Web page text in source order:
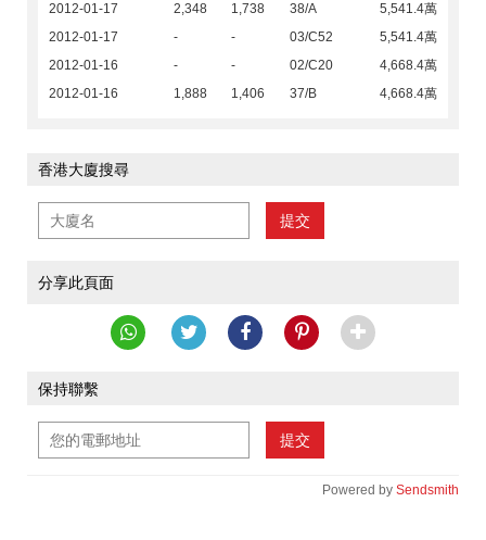
2012-01-17
2,348 1,738 38/A
5,541.4萬
2012-01-17
- - 03/C52
5,541.4萬
2012-01-16
- - 02/C20
4,668.4萬
2012-01-16
1,888 1,406 37/B 4,668.4萬
香港大廈搜尋
提交
分享此頁面
保持聯繫
提交
Powered by Sendsmith